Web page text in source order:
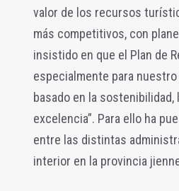
valor de los recursos
más competitivos, con
insistido en que el Plan de
especialmente para
basado en la
excelencia”. Para ello ha
entre las distintas
interior en la provincia